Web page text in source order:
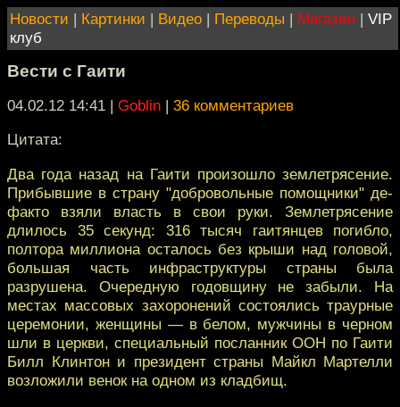
Новости | Картинки | Видео | Переводы | Магазин | VIP
клуб
Вести с Гаити
04.02.12 14:41 | Goblin | 36 комментариев
Цитата:
Два года назад на Гаити произошло землетрясение.
Прибывшие в страну "добровольные помощники" де-
факто взяли власть в свои руки. Землетрясение
длилось 35 секунд: 316 тысяч гаитянцев погибло,
полтора миллиона осталось без крыши над головой,
большая часть инфраструктуры страны была
разрушена. Очередную годовщину не забыли. На
местах массовых захоронений состоялись траурные
церемонии, женщины — в белом, мужчины в черном
шли в церкви, специальный посланник ООН по Гаити
Билл Клинтон и президент страны Майкл Мартелли
возложили венок на одном из кладбищ.